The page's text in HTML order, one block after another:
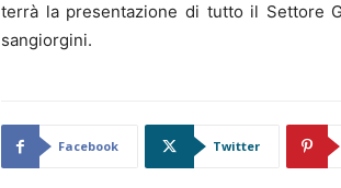
terrà la presentazione di tutto il Settore
sangiorgini.
Facebook Twitter